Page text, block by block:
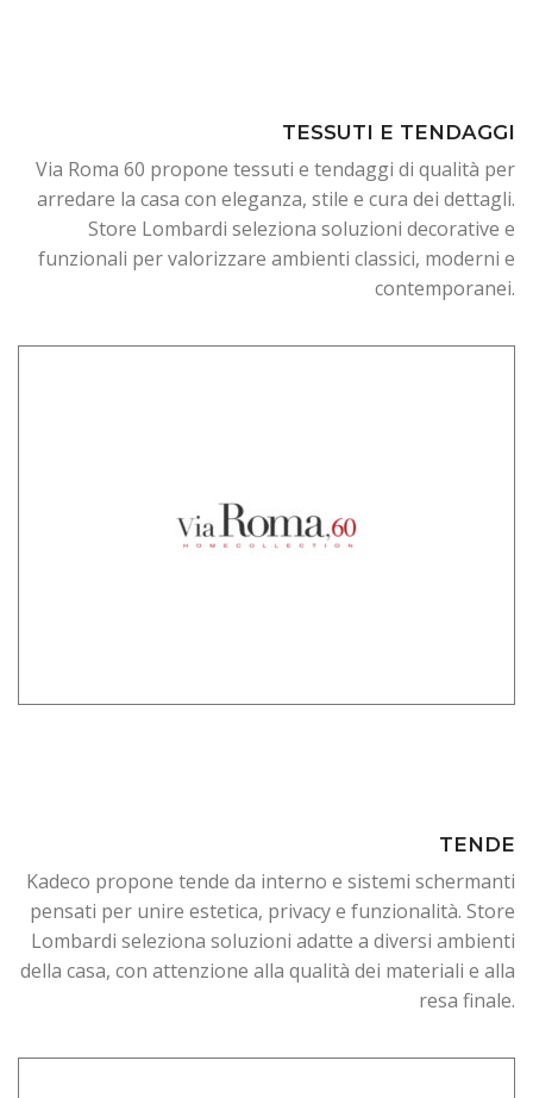
TESSUTI E TENDAGGI
Via Roma 60 propone tessuti e tendaggi di qualità per
arredare la casa con eleganza, stile e cura dei dettagli.
Store Lombardi seleziona soluzioni decorative e
funzionali per valorizzare ambienti classici, moderni e
contemporanei.
TENDE
Kadeco propone tende da interno e sistemi schermanti
pensati per unire estetica, privacy e funzionalità. Store
Lombardi seleziona soluzioni adatte a diversi ambienti
della casa, con attenzione alla qualità dei materiali e alla
resa finale.